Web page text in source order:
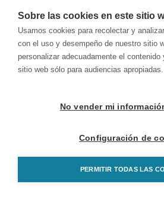
Sobre las cookies en este sitio
Usamos cookies para recolectar y
con el uso y desempeño de nuestro sitio
personalizar adecuadamente el
sitio web sólo para audiencias apropiadas.
No vender mi
Configuración de
PERMITIR TODAS LAS